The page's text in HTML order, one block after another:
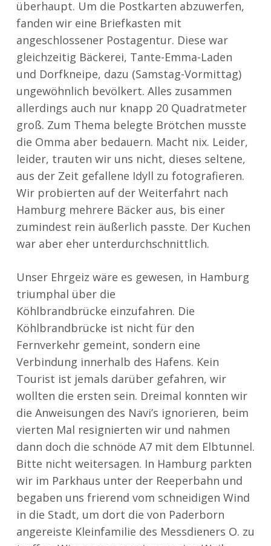
überhaupt. Um die Postkarten abzuwerfen,
fanden wir eine Briefkasten mit
angeschlossener Postagentur. Diese war
gleichzeitig Bäckerei, Tante-Emma-Laden
und Dorfkneipe, dazu (Samstag-Vormittag)
ungewöhnlich bevölkert. Alles zusammen
allerdings auch nur knapp 20 Quadratmeter
groß. Zum Thema belegte Brötchen musste
die Omma aber bedauern. Macht nix. Leider,
leider, trauten wir uns nicht, dieses seltene,
aus der Zeit gefallene Idyll zu fotografieren.
Wir probierten auf der Weiterfahrt nach
Hamburg mehrere Bäcker aus, bis einer
zumindest rein äußerlich passte. Der Kuchen
war aber eher unterdurchschnittlich.
Unser Ehrgeiz wäre es gewesen, in Hamburg
triumphal über die
Köhlbrandbrücke einzufahren. Die
Köhlbrandbrücke ist nicht für den
Fernverkehr gemeint, sondern eine
Verbindung innerhalb des Hafens. Kein
Tourist ist jemals darüber gefahren, wir
wollten die ersten sein. Dreimal konnten wir
die Anweisungen des Navi’s ignorieren, beim
vierten Mal resignierten wir und nahmen
dann doch die schnöde A7 mit dem Elbtunnel.
Bitte nicht weitersagen. In Hamburg parkten
wir im Parkhaus unter der Reeperbahn und
begaben uns frierend vom schneidigen Wind
in die Stadt, um dort die von Paderborn
angereiste Kleinfamilie des Messdieners O. zu